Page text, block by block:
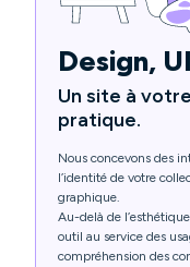
Design,
Un site à
pratique.
Nous concevons des
l’identité de votre
graphique.
Au-delà de
outil au service des
compréhension des